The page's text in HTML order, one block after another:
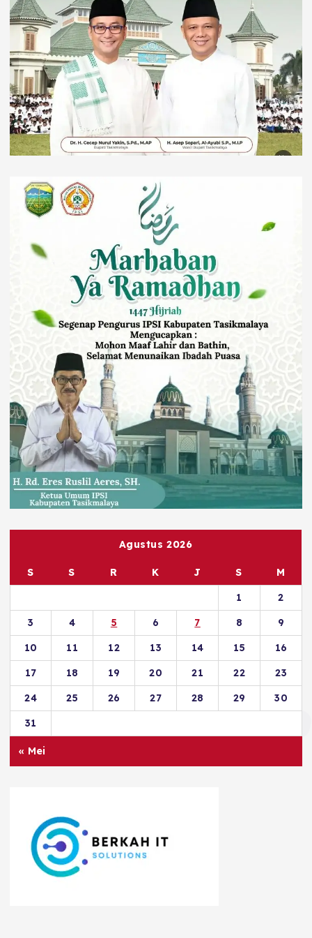
Agustus 2026
S S R K J S
M
1
2
3
4 5 6 7 8
9
10
11 12 13 14 15
16
17
18 19 20 21 22
23
24
25 26 27 28 29
30
31
« Mei